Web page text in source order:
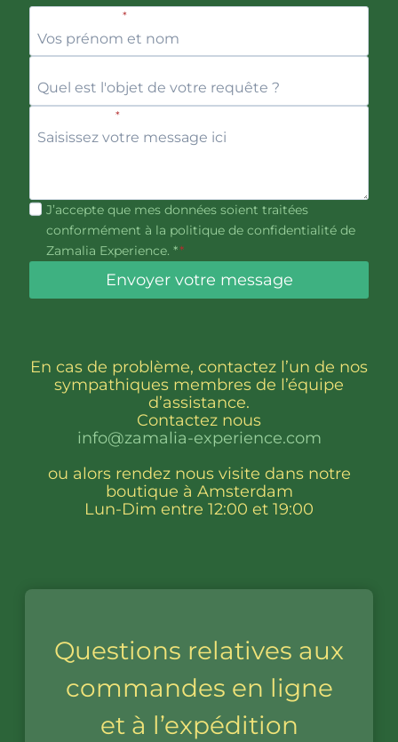
*
*
J’accepte que mes données soient traitées
conformément à la politique de confidentialité de
Zamalia Experience. **
Envoyer votre message
En cas de problème, contactez l’un de nos
sympathiques membres de l’équipe
d’assistance.
Contactez nous
info@zamalia-experience.com
ou alors rendez nous visite dans notre
boutique à Amsterdam
Lun-Dim entre 12:00 et 19:00
Questions relatives aux
commandes en ligne
et à l’expédition